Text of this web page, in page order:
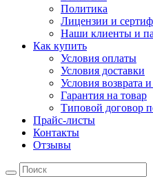
Политика
Лицензии и
Наши клиенты и
Как купить
Условия оплаты
Условия доставки
Условия возврата
Гарантия на товар
Типовой договор
Прайс-листы
Контакты
Отзывы